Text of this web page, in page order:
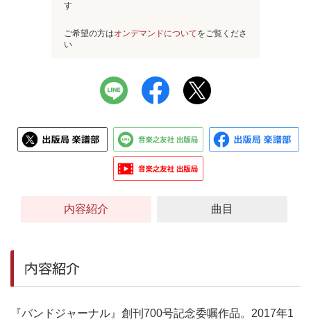
す
ご希望の方はオンデマンドについてをご覧くださ
い
内容紹介 曲目
内容紹介
『バンドジャーナル』創刊700号記念委嘱作品。2017年1